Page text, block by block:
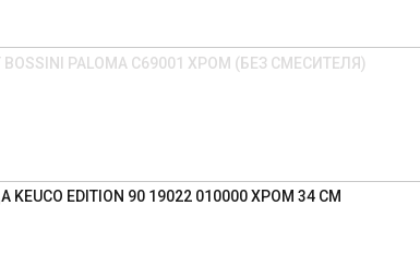
PALOMA C69001 ХРОМ (БЕЗ СМЕСИТЕЛЯ)
EDITION 90 19022 010000 ХРОМ 34 СМ